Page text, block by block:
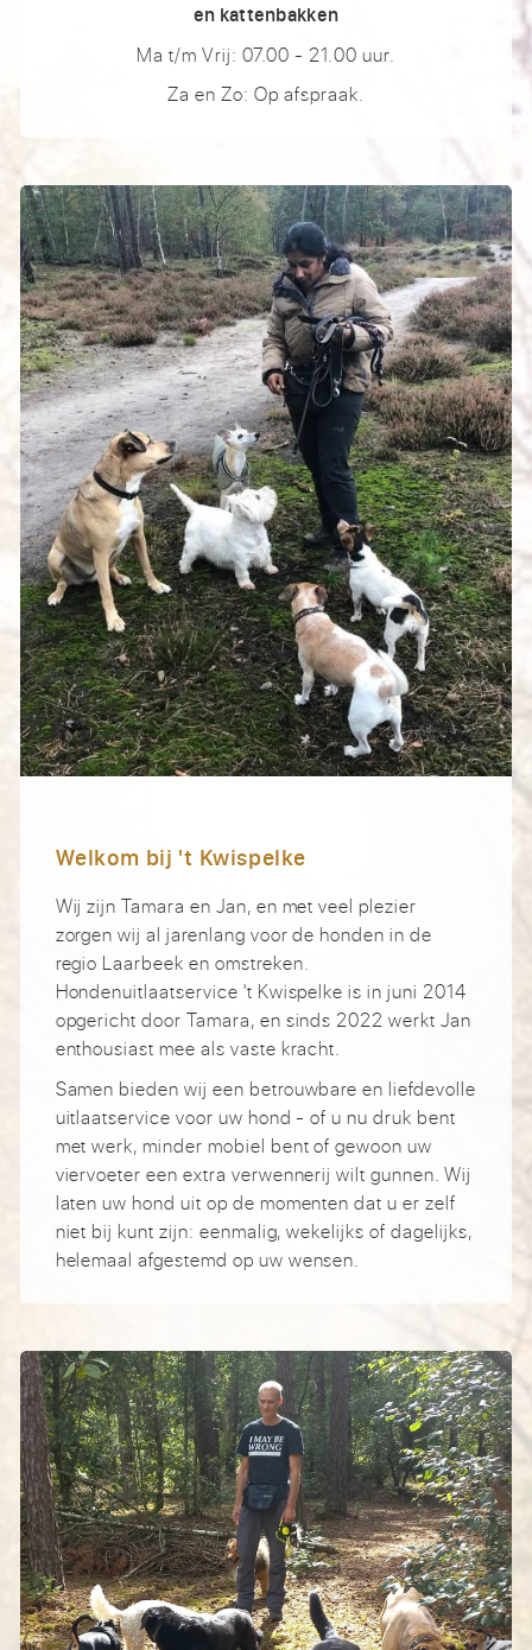
en kattenbakken
Ma t/m Vrij: 07.00 - 21.00 uur.
Za en Zo: Op afspraak.
Welkom bij 't Kwispelke
Wij zijn Tamara en Jan, en met veel plezier
zorgen wij al jarenlang voor de honden in de
regio Laarbeek en omstreken.
Hondenuitlaatservice 't Kwispelke is in juni 2014
opgericht door Tamara, en sinds 2022 werkt Jan
enthousiast mee als vaste kracht.
Samen bieden wij een betrouwbare en liefdevolle
uitlaatservice voor uw hond - of u nu druk bent
met werk, minder mobiel bent of gewoon uw
viervoeter een extra verwennerij wilt gunnen. Wij
laten uw hond uit op de momenten dat u er zelf
niet bij kunt zijn: eenmalig, wekelijks of dagelijks,
helemaal afgestemd op uw wensen.